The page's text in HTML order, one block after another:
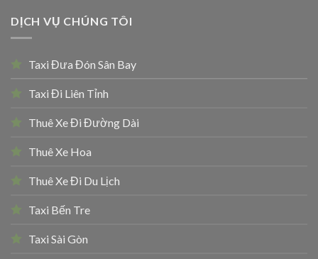
DỊCH VỤ CHÚNG TÔI
Taxi Đưa Đón Sân Bay
Taxi Đi Liên Tỉnh
Thuê Xe Đi Đường Dài
Thuê Xe Hoa
Thuê Xe Đi Du Lịch
Taxi Bến Tre
Taxi Sài Gòn